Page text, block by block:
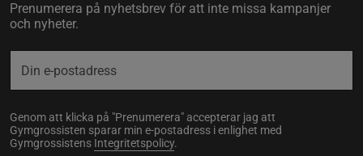
Prenumerera på nyhetsbrev för att inte missa kampanjer
och nyheter.
Genom att klicka på "Prenumerera" accepterar jag att
Gymgrossisten sparar min e-postadress i enlighet med
Gymgrossistens Integritetspolicy.